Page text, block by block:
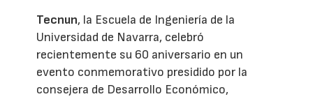
Tecnun, la Escuela de Ingeniería de la
Universidad de Navarra, celebró
recientemente su 60 aniversario en un
evento conmemorativo presidido por la
consejera de Desarrollo Económico,